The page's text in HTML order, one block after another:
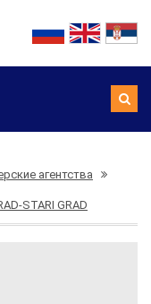
агентства
STARI GRAD